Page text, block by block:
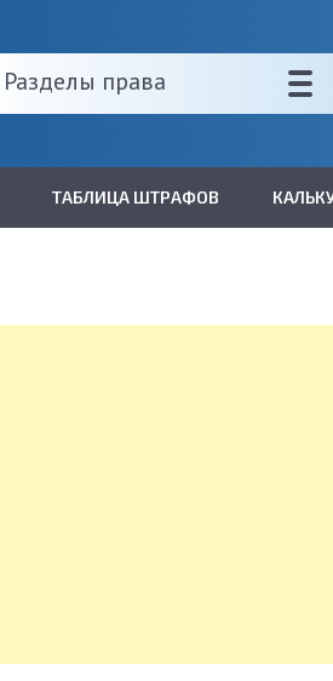
Разделы права
ТАБЛИЦА ШТРАФОВ